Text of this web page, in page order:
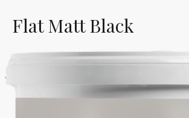
Flat Matt Black